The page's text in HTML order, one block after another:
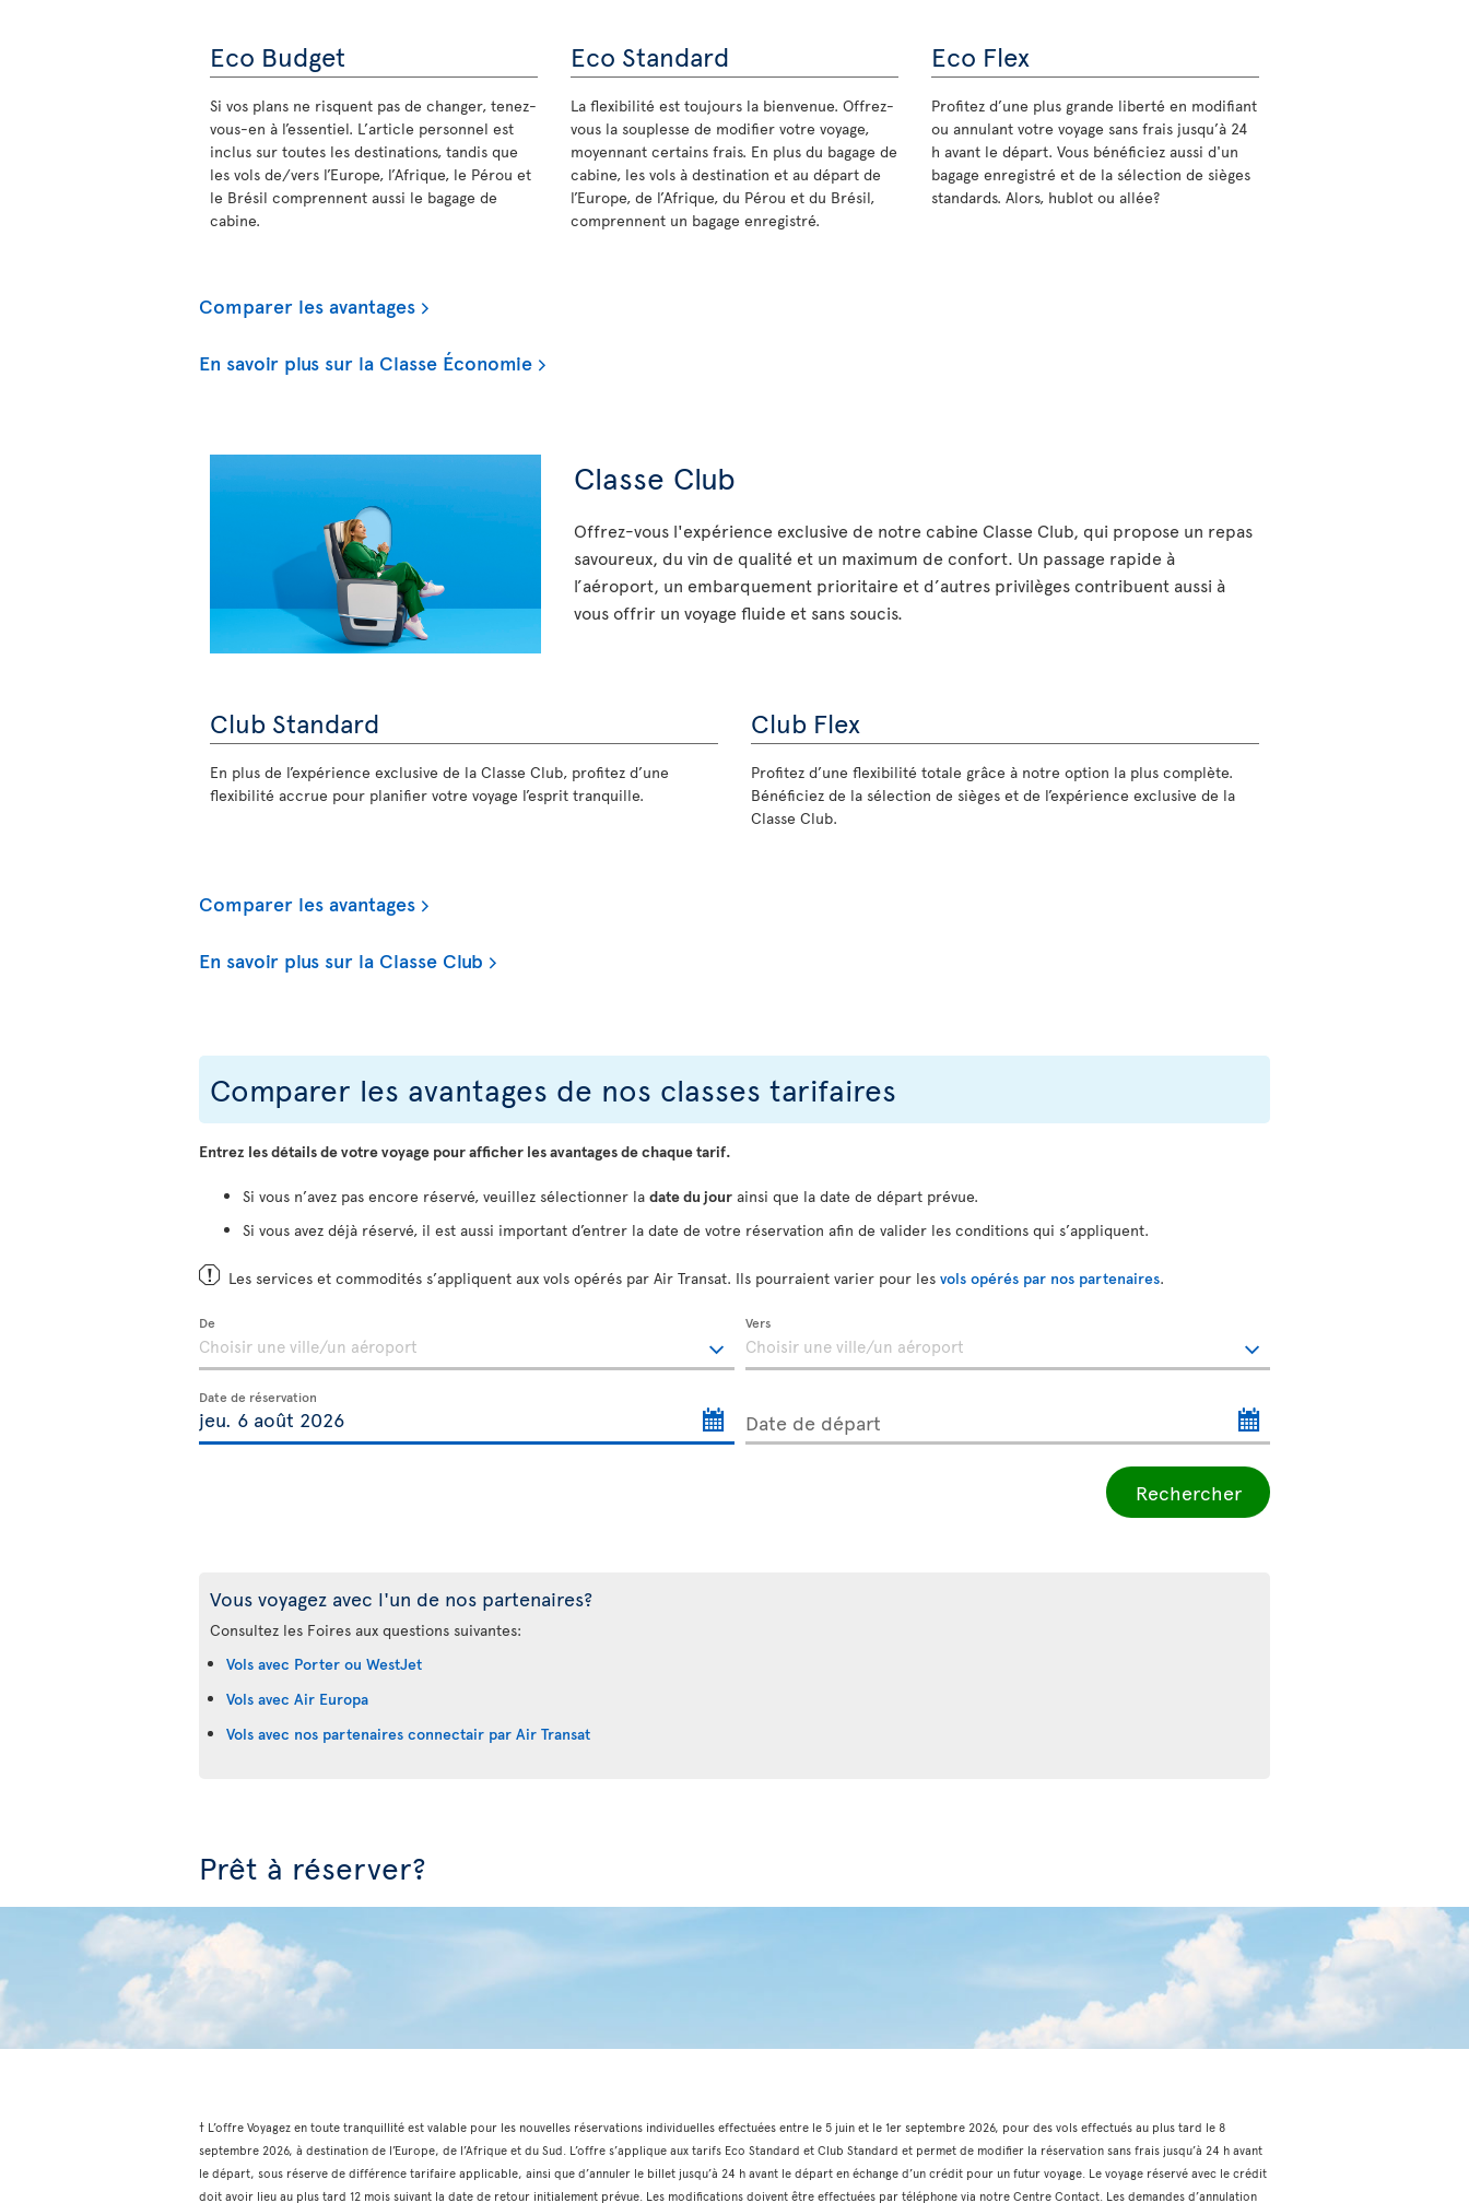
Eco Budget
Si vos plans ne risquent pas de changer, tenez-
vous-en à l’essentiel. L’article personnel est
inclus sur toutes les destinations, tandis que
les vols de/vers l’Europe, l’Afrique, le Pérou et
le Brésil comprennent aussi le bagage de
cabine.
Eco Standard
La flexibilité est toujours la bienvenue. Offrez-
vous la souplesse de modifier votre voyage,
moyennant certains frais. En plus du bagage de
cabine, les vols à destination et au départ de
l’Europe, de l’Afrique, du Pérou et du Brésil,
comprennent un bagage enregistré.
Eco Flex
Profitez d’une plus grande liberté en modifiant
ou annulant votre voyage sans frais jusqu’à 24
h avant le départ. Vous bénéficiez aussi d'un
bagage enregistré et de la sélection de sièges
standards. Alors, hublot ou allée?
Comparer les avantages
En savoir plus sur la Classe Économie
Classe Club
Offrez-vous l'expérience exclusive de notre cabine Classe Club, qui propose un repas
savoureux, du vin de qualité et un maximum de confort. Un passage rapide à
l’aéroport, un embarquement prioritaire et d’autres privilèges contribuent aussi à
vous offrir un voyage fluide et sans soucis.
Club Standard
En plus de l’expérience exclusive de la Classe Club, profitez d’une
flexibilité accrue pour planifier votre voyage l’esprit tranquille.
Club Flex
Profitez d’une flexibilité totale grâce à notre option la plus complète.
Bénéficiez de la sélection de sièges et de l’expérience exclusive de la
Classe Club.
Comparer les avantages
En savoir plus sur la Classe Club
Comparer les avantages de nos classes tarifaires
Entrez les détails de votre voyage pour afficher les avantages de chaque tarif.
Si vous n’avez pas encore réservé, veuillez sélectionner la date du jour ainsi que la date de départ prévue.
Si vous avez déjà réservé, il est aussi important d’entrer la date de votre réservation afin de valider les conditions qui s’appliquent.
Les services et commodités s’appliquent aux vols opérés par Air Transat. Ils pourraient varier pour les vols opérés par nos partenaires.
De Vers
Date de réservation
Date de départ
Rechercher
Vous voyagez avec l'un de nos partenaires?
Consultez les Foires aux questions suivantes:
Vols avec Porter ou WestJet
Vols avec Air Europa
Vols avec nos partenaires connectair par Air Transat
Prêt à réserver?
† L’offre Voyagez en toute tranquillité est valable pour les nouvelles réservations individuelles effectuées entre le 5 juin et le 1er septembre 2026, pour des vols effectués au plus tard le 8
septembre 2026, à destination de l’Europe, de l’Afrique et du Sud. L’offre s’applique aux tarifs Eco Standard et Club Standard et permet de modifier la réservation sans frais jusqu’à 24 h avant
le départ, sous réserve de différence tarifaire applicable, ainsi que d’annuler le billet jusqu’à 24 h avant le départ en échange d’un crédit pour un futur voyage. Le voyage réservé avec le crédit
doit avoir lieu au plus tard 12 mois suivant la date de retour initialement prévue. Les modifications doivent être effectuées par téléphone via notre Centre Contact. Les demandes d’annulation